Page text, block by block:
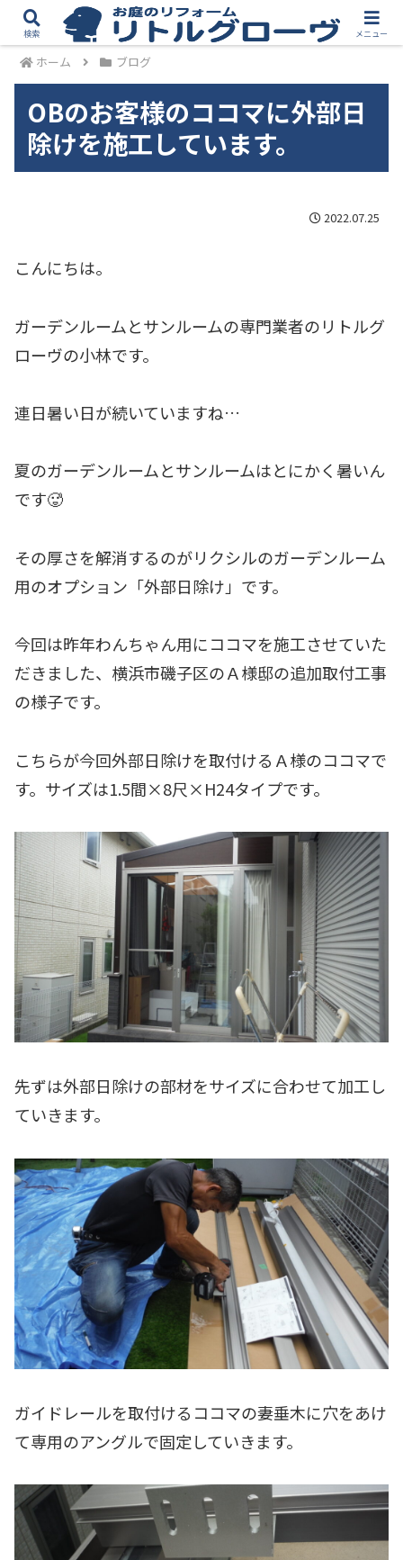
ホーム ブログ
OBのお客様のココマに外部日
除けを施工しています。
2022.07.25
こんにちは。
ガーデンルームとサンルームの専門業者のリトルグ
ローヴの小林です。
連日暑い日が続いていますね…
夏のガーデンルームとサンルームはとにかく暑いん
です🥵
その厚さを解消するのがリクシルのガーデンルーム
用のオプション「外部日除け」です。
今回は昨年わんちゃん用にココマを施工させていた
だきました、横浜市磯子区のＡ様邸の追加取付工事
の様子です。
こちらが今回外部日除けを取付けるＡ様のココマで
す。サイズは1.5間×8尺×H24タイプです。
先ずは外部日除けの部材をサイズに合わせて加工し
ていきます。
ガイドレールを取付けるココマの妻垂木に穴をあけ
て専用のアングルで固定していきます。
検索 メニュー